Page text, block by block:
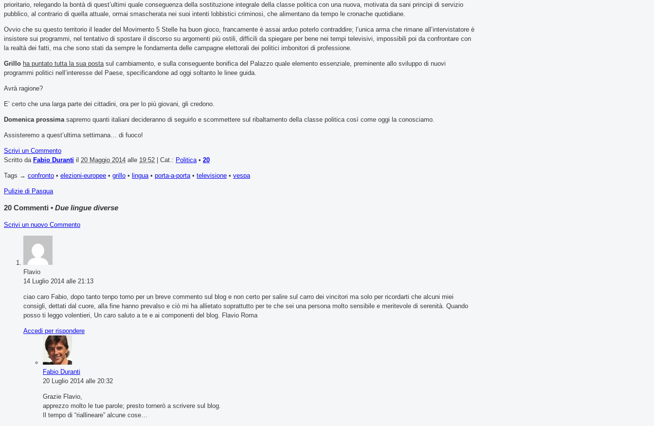
prioritario, relegando la bontà di quest’ultimi quale conseguenza della sostituzione integrale della classe politica con una nuova, motivata da sani principi di servizio
pubblico, al contrario di quella attuale, ormai smascherata nei suoi intenti lobbistici criminosi, che alimentano da tempo le cronache quotidiane.
Ovvio che su questo territorio il leader del Movimento 5 Stelle ha buon gioco, francamente è assai arduo poterlo contraddire; l’unica arma che rimane all’intervistatore è
insistere sui programmi, nel tentativo di spostare il discorso su argomenti più ostili, difficili da spiegare per bene nei tempi televisivi, impossibili poi da confrontare con
la realtà dei fatti, ma che sono stati da sempre le fondamenta delle campagne elettorali dei politici imbonitori di professione.
Grillo ha puntato tutta la sua postasul cambiamento, e sulla conseguente bonifica del Palazzo quale elemento essenziale, preminente allo sviluppo di nuovi
programmi politici nell’interesse del Paese, specificandone ad oggi soltanto le linee guida.
Avrà ragione?
E’ certo che una larga parte dei cittadini, ora per lo più giovani, gli credono.
Domenica prossimasapremo quanti italiani decideranno di seguirlo e scommettere sul ribaltamento della classe politica così come oggi la conosciamo.
Assisteremo a quest’ultima settimana… di fuoco!
Scrivi un Commento
Scritto da Fabio Duranti il 20 Maggio 2014 alle 19:52 | Cat.: Politica• 20
Tags → confronto • elezioni-europee • grillo • lingua• porta-a-porta• televisione • vespa
Pulizie di Pasqua
20 Commenti • Due lingue diverse
Scrivi un nuovo Commento
Flavio
14 Luglio 2014 alle 21:13
ciao caro Fabio, dopo tanto tenpo torno per un breve commento sul blog e non certo per salire sul carro dei vincitori ma solo per ricordarti che alcuni miei
consigli, dettati dal cuore, alla fine hanno prevalso e ciò mi ha allietato soprattutto per te che sei una persona molto sensibile e meritevole di serenità. Quando
posso ti leggo volentieri, Un caro saluto a te e ai componenti del blog. Flavio Roma
Accedi per rispondere
Fabio Duranti
20 Luglio 2014 alle 20:32
Grazie Flavio,
apprezzo molto le tue parole; presto tornerò a scrivere sul blog.
Il tempo di “riallineare” alcune cose…